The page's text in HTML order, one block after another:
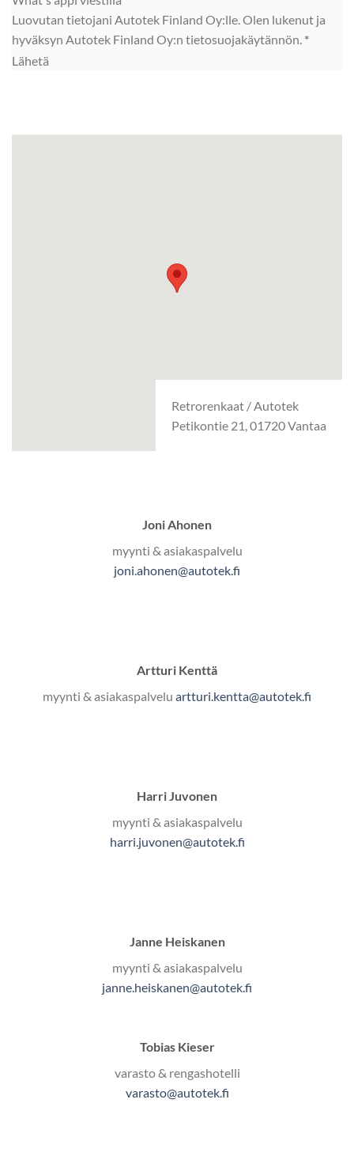
Luovutan tietojani Autotek Finland Oy:lle. Olen lukenut ja
hyväksyn Autotek Finland Oy:n tietosuojakäytännön. *
Lähetä
Retrorenkaat / Autotek
Petikontie 21, 01720 Vantaa
Joni Ahonen
myynti & asiakaspalvelu
joni.ahonen@autotek.fi
Artturi Kenttä
myynti & asiakaspalvelu artturi.kentta@autotek.fi
Harri Juvonen
myynti & asiakaspalvelu
harri.juvonen@autotek.fi
Janne Heiskanen
myynti & asiakaspalvelu
janne.heiskanen@autotek.fi
Tobias Kieser
varasto & rengashotelli
varasto@autotek.fi